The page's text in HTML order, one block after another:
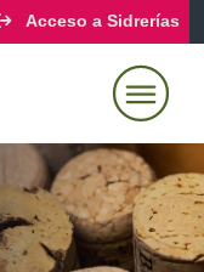
Acceso a Sidrerías